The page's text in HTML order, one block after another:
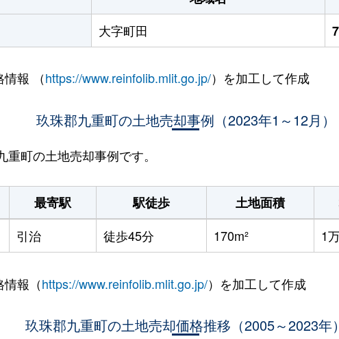
大字町田
報 （https://www.reinfolib.mlit.go.jp/）を加工して作成
玖珠郡九重町の土地売却事例（2023年1～12月）
町の土地売却事例です。
最寄駅 駅徒歩 土地面積
引治 徒歩45分 170m² 1
報（https://www.reinfolib.mlit.go.jp/）を加工して作成
玖珠郡九重町の土地売却価格推移（2005～2023年）